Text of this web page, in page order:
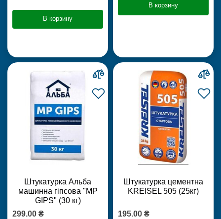
В корзину
В корзину
Штукатурка Альба
машинна гіпсова "MP
GIPS" (30 кг)
299.00 ₴
Штукатурка цементна
KREISEL 505 (25кг)
195.00 ₴